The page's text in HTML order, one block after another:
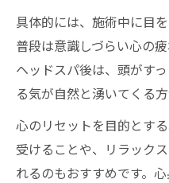
具体的には、施術中に目
普段は意識しづらい心の
ヘッドスパ後は、頭がす
る気が自然と湧いてくる
心のリセットを目的とす
受けることや、リラック
れるのもおすすめです。